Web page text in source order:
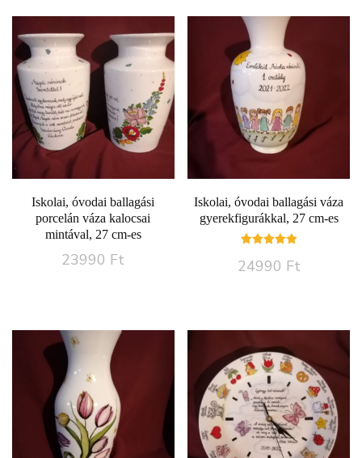
Iskolai, óvodai ballagási
porcelán váza kalocsai
mintával, 27 cm-es
23990 Ft
Iskolai, óvodai ballagási váza
gyerekfigurákkal, 27 cm-es
5.00
/ 5
24990 Ft